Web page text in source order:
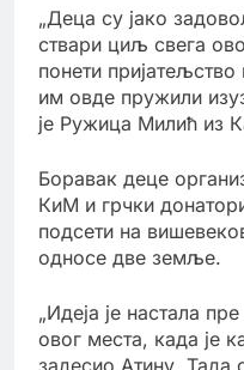
„Деца су јако
ствари циљ свега
понети
им овде пружили
је Ружица Милић из
Боравак деце
КиМ и грчки
подсети на
односе две земље.
„Идеја је настала
овог места, када је
задесио Атину. Тада